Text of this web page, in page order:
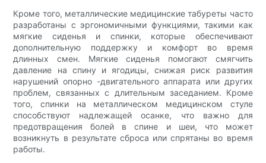
Кроме того, металлические медицинские табуреты часто
разработаны с эргономичными функциями, такими как
мягкие сиденья и спинки, которые обеспечивают
дополнительную поддержку и комфорт во время
длинных смен. Мягкие сиденья помогают смягчить
давление на спину и ягодицы, снижая риск развития
нарушений опорно -двигательного аппарата или других
проблем, связанных с длительным заседанием. Кроме
того, спинки на металлическом медицинском стуле
способствуют надлежащей осанке, что важно для
предотвращения болей в спине и шеи, что может
возникнуть в результате сброса или спрятаны во время
работы.